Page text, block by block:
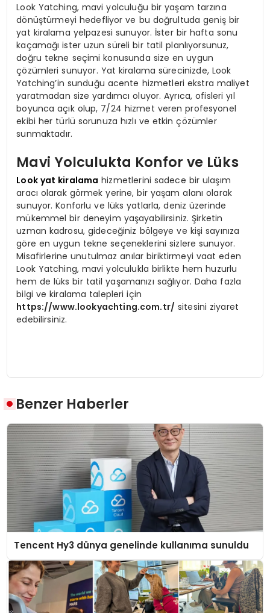
Look Yatching, mavi yolculuğu bir yaşam tarzına
dönüştürmeyi hedefliyor ve bu doğrultuda geniş bir
yat kiralama yelpazesi sunuyor. İster bir hafta sonu
kaçamağı ister uzun süreli bir tatil planlıyorsunuz,
doğru tekne seçimi konusunda size en uygun
çözümleri sunuyor. Yat kiralama sürecinizde, Look
Yatching’in sunduğu acente hizmetleri ekstra maliyet
yaratmadan size yardımcı oluyor. Ayrıca, ofisleri yıl
boyunca açık olup, 7/24 hizmet veren profesyonel
ekibi her türlü sorunuza hızlı ve etkin çözümler
sunmaktadır.
Mavi Yolculukta Konfor ve Lüks
Look yat kiralama hizmetlerini sadece bir ulaşım
aracı olarak görmek yerine, bir yaşam alanı olarak
sunuyor. Konforlu ve lüks yatlarla, deniz üzerinde
mükemmel bir deneyim yaşayabilirsiniz. Şirketin
uzman kadrosu, gideceğiniz bölgeye ve kişi sayınıza
göre en uygun tekne seçeneklerini sizlere sunuyor.
Misafirlerine unutulmaz anılar biriktirmeyi vaat eden
Look Yatching, mavi yolculukla birlikte hem huzurlu
hem de lüks bir tatil yaşamanızı sağlıyor. Daha fazla
bilgi ve kiralama talepleri için
https://www.lookyachting.com.tr/ sitesini ziyaret
edebilirsiniz.
Benzer Haberler
Tencent Hy3 dünya genelinde kullanıma sunuldu